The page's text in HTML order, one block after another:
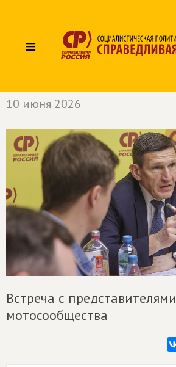
≡
10 июня 2026
Встреча с представителями
мотосообщества